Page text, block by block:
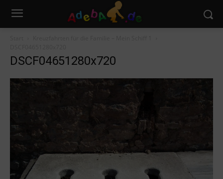
DSCF04651280x720